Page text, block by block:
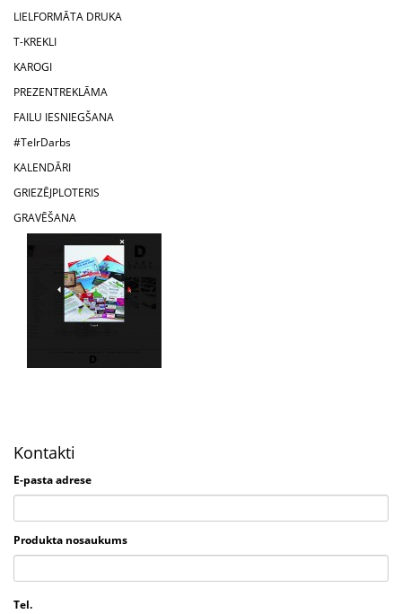
LIELFORMĀTA DRUKA
T-KREKLI
KAROGI
PREZENTREKLĀMA
FAILU IESNIEGŠANA
#TeIrDarbs
KALENDĀRI
GRIEZĒJPLOTERIS
GRAVĒŠANA
Kontakti
E-pasta adrese
Produkta nosaukums
Tel.